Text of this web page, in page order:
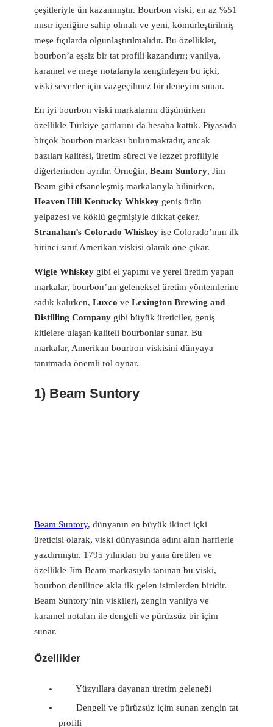
çeşitleriyle ün kazanmıştır. Bourbon viski, en az %51
mısır içeriğine sahip olmalı ve yeni, kömürleştirilmiş
meşe fıçılarda olgunlaştırılmalıdır. Bu özellikler,
bourbon’a eşsiz bir tat profili kazandırır; vanilya,
karamel ve meşe notalarıyla zenginleşen bu içki,
viski severler için vazgeçilmez bir deneyim sunar.
En iyi bourbon viski markalarını düşünürken
özellikle Türkiye şartlarını da hesaba kattık. Piyasada
birçok bourbon markası bulunmaktadır, ancak
bazıları kalitesi, üretim süreci ve lezzet profiliyle
diğerlerinden ayrılır. Örneğin, Beam Suntory, Jim
Beam gibi efsaneleşmiş markalarıyla bilinirken,
Heaven Hill Kentucky Whiskey geniş ürün
yelpazesi ve köklü geçmişiyle dikkat çeker.
Stranahan’s Colorado Whiskey ise Colorado’nun ilk
birinci sınıf Amerikan viskisi olarak öne çıkar.
Wigle Whiskey gibi el yapımı ve yerel üretim yapan
markalar, bourbon’un geleneksel üretim yöntemlerine
sadık kalırken, Luxco ve Lexington Brewing and
Distilling Company gibi büyük üreticiler, geniş
kitlelere ulaşan kaliteli bourbonlar sunar. Bu
markalar, Amerikan bourbon viskisini dünyaya
tanıtmada önemli rol oynar.
1) Beam Suntory
Beam Suntory, dünyanın en büyük ikinci içki
üreticisi olarak, viski dünyasında adını altın harflerle
yazdırmıştır. 1795 yılından bu yana üretilen ve
özellikle Jim Beam markasıyla tanınan bu viski,
bourbon denilince akla ilk gelen isimlerden biridir.
Beam Suntory’nin viskileri, zengin vanilya ve
karamel notaları ile dengeli ve pürüzsüz bir içim
sunar.
Özellikler
Yüzyıllara dayanan üretim geleneği
Dengeli ve pürüzsüz içim sunan zengin tat
profili